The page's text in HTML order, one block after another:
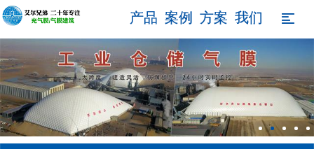
产品 案例 方案 我们 